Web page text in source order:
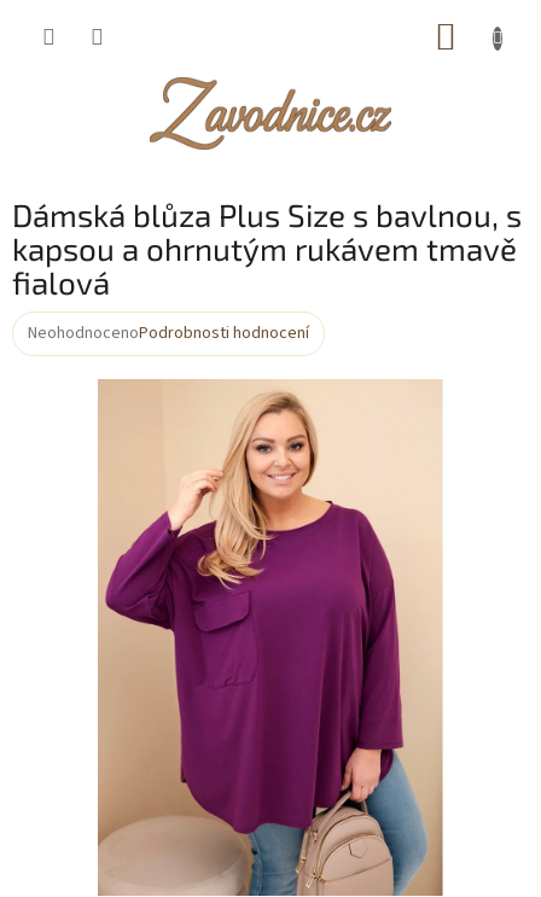
Dámská blůza Plus Size s bavlnou, s
kapsou a ohrnutým rukávem tmavě
fialová
Průměrné
NeohodnocenoPodrobnosti hodnocení